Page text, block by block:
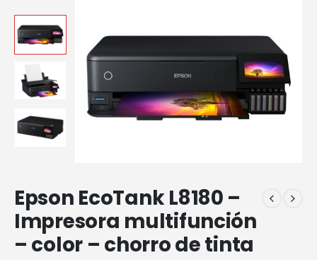
Epson EcoTank L8180 –
Impresora multifunción
– color – chorro de tinta